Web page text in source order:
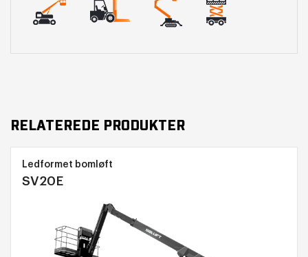
RELATEREDE PRODUKTER
Ledformet bomløft
SV20E